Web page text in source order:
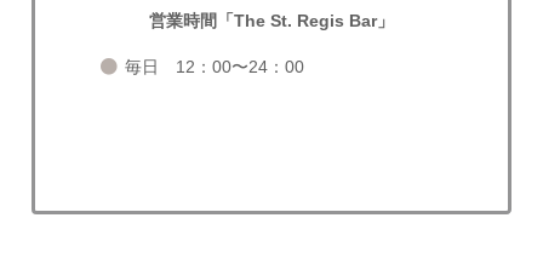
営業時間「The St. Regis Bar」
毎日 12：00〜24：00